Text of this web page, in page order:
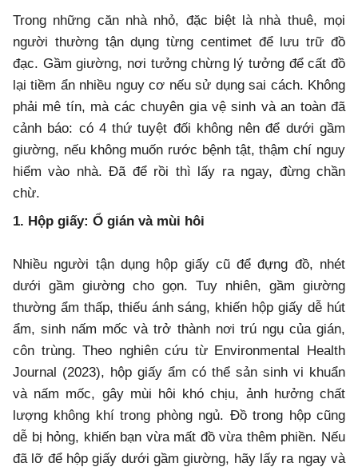
Trong những căn nhà nhỏ, đặc biệt là nhà thuê, mọi
người thường tận dụng từng centimet để lưu trữ đồ
đạc. Gầm giường, nơi tưởng chừng lý tưởng để cất đồ
lại tiềm ẩn nhiều nguy cơ nếu sử dụng sai cách. Không
phải mê tín, mà các chuyên gia vệ sinh và an toàn đã
cảnh báo: có 4 thứ tuyệt đối không nên để dưới gầm
giường, nếu không muốn rước bệnh tật, thậm chí nguy
hiểm vào nhà. Đã để rồi thì lấy ra ngay, đừng chần
chừ.
1. Hộp giấy: Ổ gián và mùi hôi
Nhiều người tận dụng hộp giấy cũ để đựng đồ, nhét
dưới gầm giường cho gọn. Tuy nhiên, gầm giường
thường ẩm thấp, thiếu ánh sáng, khiến hộp giấy dễ hút
ẩm, sinh nấm mốc và trở thành nơi trú ngụ của gián,
côn trùng. Theo nghiên cứu từ Environmental Health
Journal (2023), hộp giấy ẩm có thể sản sinh vi khuẩn
và nấm mốc, gây mùi hôi khó chịu, ảnh hưởng chất
lượng không khí trong phòng ngủ. Đồ trong hộp cũng
dễ bị hỏng, khiến bạn vừa mất đồ vừa thêm phiền. Nếu
đã lỡ để hộp giấy dưới gầm giường, hãy lấy ra ngay và